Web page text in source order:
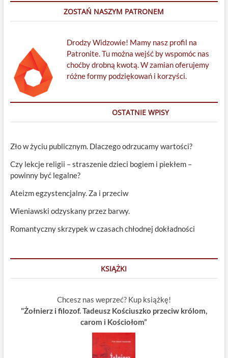
ZOSTAŃ NASZYM PATRONEM
Drodzy Widzowie! Mamy nasz profil na
Patronite. Tu można wejść by wspomóc nas
choćby drobną kwotą. W zamian oferujemy
różne formy podziękowań i korzyści.
OSTATNIE WPISY
Zło w życiu publicznym. Dlaczego odrzucamy wartości?
Czy lekcje religii – straszenie dzieci bogiem i piekłem –
powinny być legalne?
Ateizm egzystencjalny. Za i przeciw
Wieniawski odzyskany przez barwy.
Romantyczny skrzypek w czasach chłodnej dokładności
KSIĄŻKI
Chcesz nas weprzeć? Kup książkę!
"Żołnierz i filozof. Tadeusz Kościuszko przeciw królom,
carom i Kościołom”